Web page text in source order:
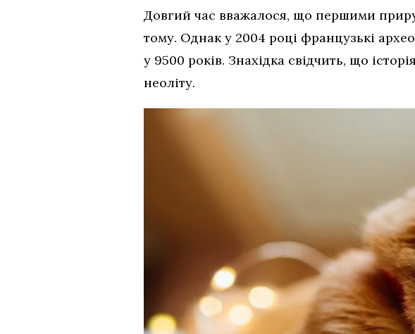
Довгий час вважалося, що першими
тому. Однак у 2004 році французькі
у 9500 років. Знахідка свідчить, що
неоліту.